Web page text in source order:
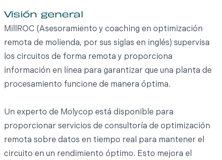
Visión general
MillROC (Asesoramiento y coaching en optimización
remota de molienda, por sus siglas en inglés) supervisa
los circuitos de forma remota y proporciona
información en línea para garantizar que una planta de
procesamiento funcione de manera óptima.
Un experto de Molycop está disponible para
proporcionar servicios de consultoría de optimización
remota sobre datos en tiempo real para mantener el
circuito en un rendimiento óptimo. Esto mejora el